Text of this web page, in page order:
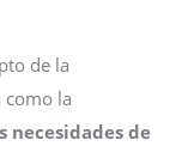
de la
como la
necesidades de